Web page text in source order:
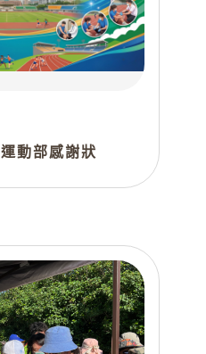
動部感謝狀